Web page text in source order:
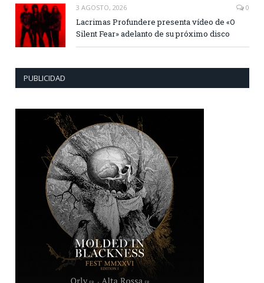
3 AGOSTO, 2026 0
Lacrimas Profundere presenta vídeo de «O
Silent Fear» adelanto de su próximo disco
PUBLICIDAD